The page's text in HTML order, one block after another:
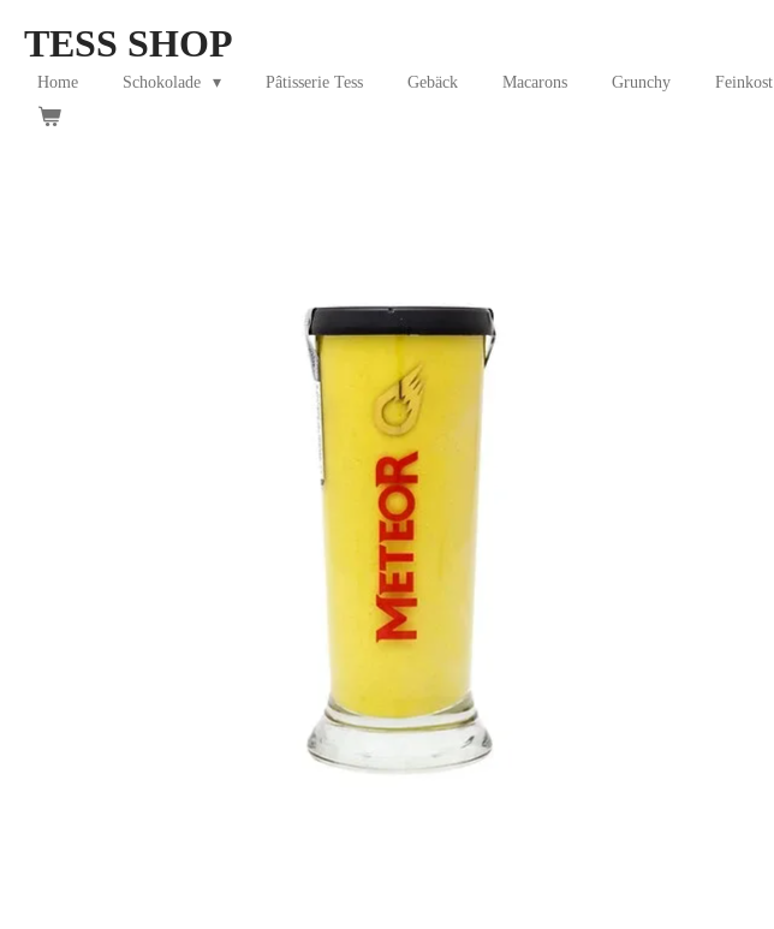
main
content
TESS SHOP
Home Schokolade Pâtisserie Tess Gebäck Macarons Grunchy Feinkost